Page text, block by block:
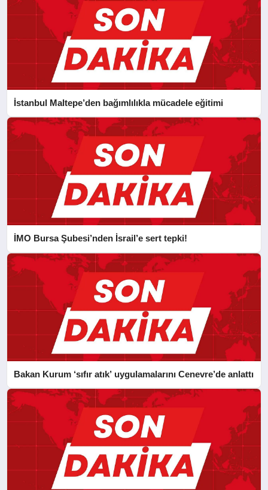
İstanbul Maltepe’den bağımlılıkla mücadele eğitimi
İMO Bursa Şubesi’nden İsrail’e sert tepki!
Bakan Kurum ‘sıfır atık’ uygulamalarını Cenevre’de anlattı